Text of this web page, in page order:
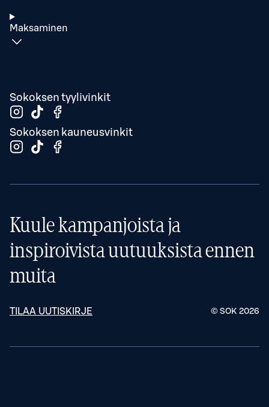
Maksaminen
Sokoksen tyylivinkit
Sokoksen kauneusvinkit
Kuule kampanjoista ja
inspiroivista uutuuksista ennen
muita
TILAA UUTISKIRJE © SOK 2026